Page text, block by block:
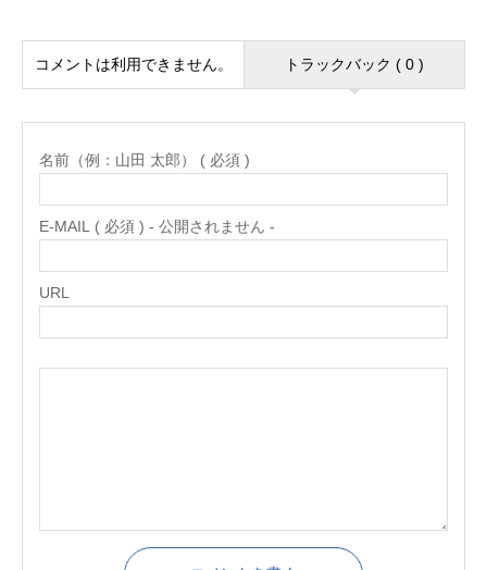
コメントは利用できません。 トラックバック ( 0 )
名前（例：山田 太郎） ( 必須 )
E-MAIL ( 必須 ) - 公開されません -
URL